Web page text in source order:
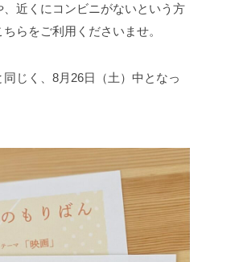
、近くにコンビニがないという方
らをご利用くださいませ。
じく、8月26日（土）中となっ